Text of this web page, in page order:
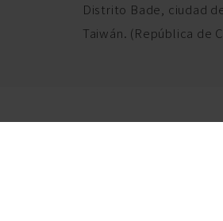
Distrito Bade, ciudad
Taiwán. (República de
del sitio